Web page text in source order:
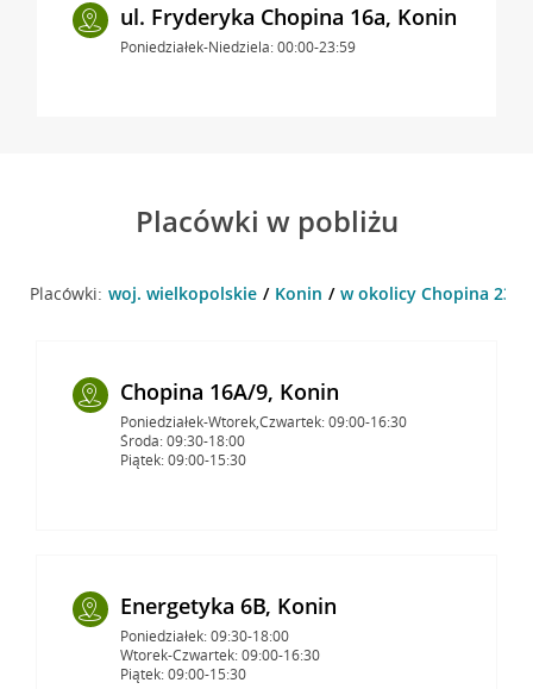
ul. Fryderyka Chopina 16a, Konin
Poniedziałek-Niedziela: 00:00-23:59
Placówki w pobliżu
Placówki: woj. wielkopolskie Konin w okolicy Chopina 23 ,
Chopina 16A/9, Konin
Poniedziałek-Wtorek,Czwartek: 09:00-16:30
Środa: 09:30-18:00
Piątek: 09:00-15:30
Energetyka 6B, Konin
Poniedziałek: 09:30-18:00
Wtorek-Czwartek: 09:00-16:30
Piątek: 09:00-15:30